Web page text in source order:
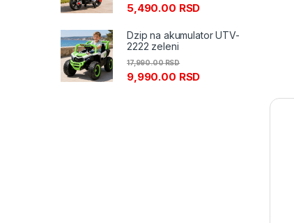
5,490.00 RSD
Dzip na akumulator UTV-
2222 zeleni
9,990.00 RSD
17,990.00RSD